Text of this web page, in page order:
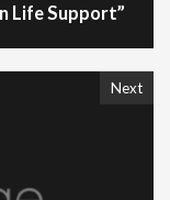
Life Support”
Next